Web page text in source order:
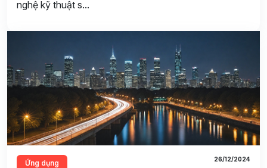
nghệ kỹ thuật s...
Ứng dụng 26/12/2024